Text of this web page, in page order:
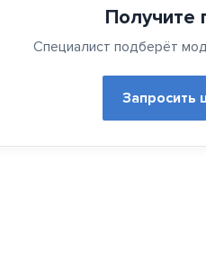
Получите
Специалист подберёт
Запросить